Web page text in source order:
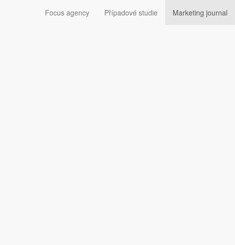
Focus agency Případové studie
Marketing journal